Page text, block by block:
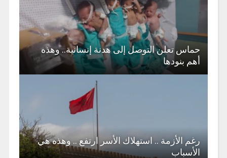
حماس تعلن التوصل إلى هدنة إنسانية.. وهذه
أهم بنودها
رغم الأزمة .. استهلاك الأسر ارتفع .. وهذه هي
الأسباب